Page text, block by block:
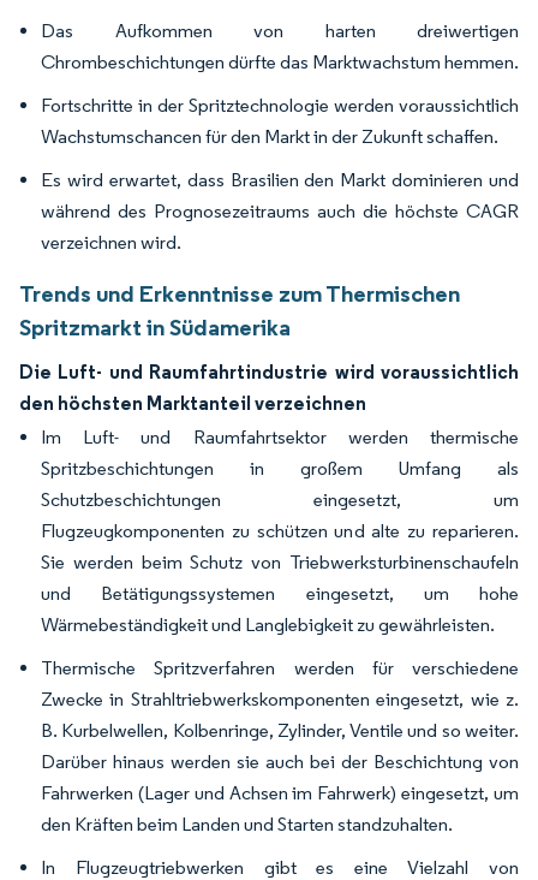
Das Aufkommen von harten dreiwertigen
Chrombeschichtungen dürfte das Marktwachstum hemmen.
Fortschritte in der Spritztechnologie werden voraussichtlich
Wachstumschancen für den Markt in der Zukunft schaffen.
Es wird erwartet, dass Brasilien den Markt dominieren und
während des Prognosezeitraums auch die höchste CAGR
verzeichnen wird.
Trends und Erkenntnisse zum Thermischen
Spritzmarkt in Südamerika
Die Luft- und Raumfahrtindustrie wird voraussichtlich
den höchsten Marktanteil verzeichnen
Im Luft- und Raumfahrtsektor werden thermische
Spritzbeschichtungen in großem Umfang als
Schutzbeschichtungen eingesetzt, um
Flugzeugkomponenten zu schützen und alte zu reparieren.
Sie werden beim Schutz von Triebwerksturbinenschaufeln
und Betätigungssystemen eingesetzt, um hohe
Wärmebeständigkeit und Langlebigkeit zu gewährleisten.
Thermische Spritzverfahren werden für verschiedene
Zwecke in Strahltriebwerkskomponenten eingesetzt, wie z.
B. Kurbelwellen, Kolbenringe, Zylinder, Ventile und so weiter.
Darüber hinaus werden sie auch bei der Beschichtung von
Fahrwerken (Lager und Achsen im Fahrwerk) eingesetzt, um
den Kräften beim Landen und Starten standzuhalten.
In Flugzeugtriebwerken gibt es eine Vielzahl von